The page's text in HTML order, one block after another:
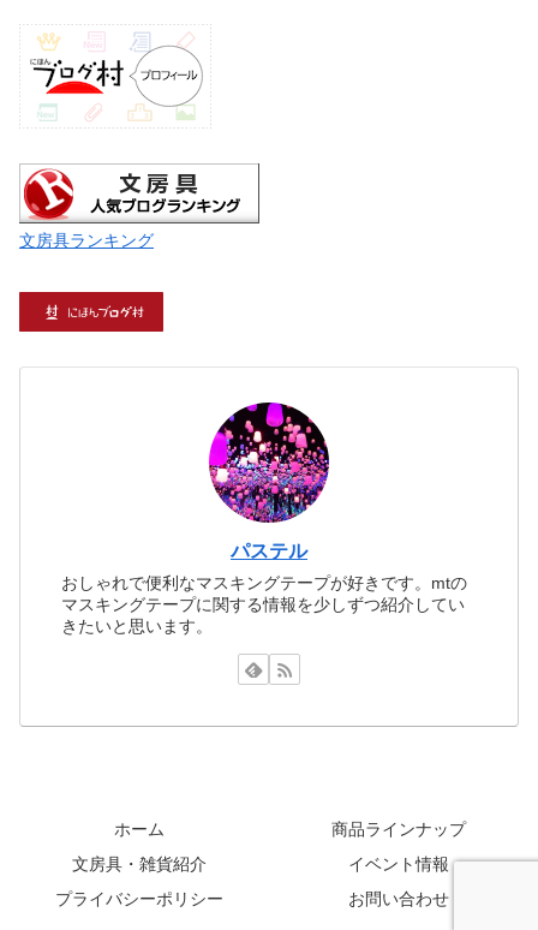
文房具ランキング
パステル
おしゃれで便利なマスキングテープが好きです。mtの
マスキングテープに関する情報を少しずつ紹介してい
きたいと思います。
ホーム
商品ラインナップ
文房具・雑貨紹介
イベント情報
プライバシーポリシー
お問い合わせ